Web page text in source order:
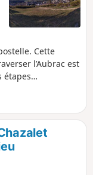
Cette
l’Aubrac est
étapes
de montagnes